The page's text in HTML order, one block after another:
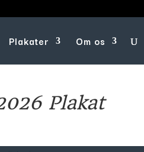
Plakater Om os
Plakat